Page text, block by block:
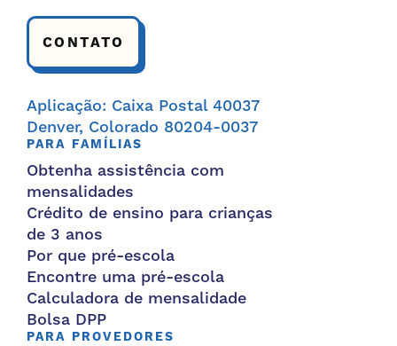
CONTATO
Aplicação: Caixa Postal 40037
Denver, Colorado 80204-0037
PARA FAMÍLIAS
Obtenha assistência com
mensalidades
Crédito de ensino para crianças
de 3 anos
Por que pré-escola
Encontre uma pré-escola
Calculadora de mensalidade
Bolsa DPP
PARA PROVEDORES